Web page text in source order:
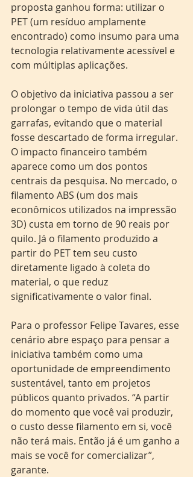
proposta ganhou forma: utilizar o
PET (um resíduo amplamente
encontrado) como insumo para uma
tecnologia relativamente acessível e
com múltiplas aplicações.
O objetivo da iniciativa passou a ser
prolongar o tempo de vida útil das
garrafas, evitando que o material
fosse descartado de forma irregular.
O impacto financeiro também
aparece como um dos pontos
centrais da pesquisa. No mercado, o
filamento ABS (um dos mais
econômicos utilizados na impressão
3D) custa em torno de 90 reais por
quilo. Já o filamento produzido a
partir do PET tem seu custo
diretamente ligado à coleta do
material, o que reduz
significativamente o valor final.
Para o professor Felipe Tavares, esse
cenário abre espaço para pensar a
iniciativa também como uma
oportunidade de empreendimento
sustentável, tanto em projetos
públicos quanto privados. “A partir
do momento que você vai produzir,
o custo desse filamento em si, você
não terá mais. Então já é um ganho a
mais se você for comercializar”,
garante.